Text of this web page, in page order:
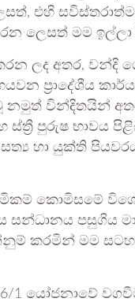
එහි
ලෙසත් මම ඉල්ලා
ලද අතර, වන්දි
ප්‍රාදේශීය
නමුත් වින්දිතයින්
පුරුෂ භාවය
හා යුක්ති
කොමිසමේ
පසුගිය
කරමින් මම
1 යෝජනාවේ